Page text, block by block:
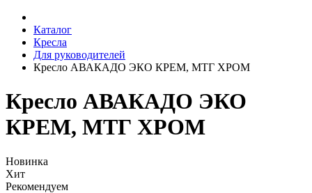
Каталог
Кресла
Для руководителей
Кресло АВАКАДО ЭКО КРЕМ, МТГ ХРОМ
Кресло АВАКАДО ЭКО
КРЕМ, МТГ ХРОМ
Новинка
Хит
Рекомендуем